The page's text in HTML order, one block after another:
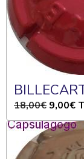
18,00€ 9,00€